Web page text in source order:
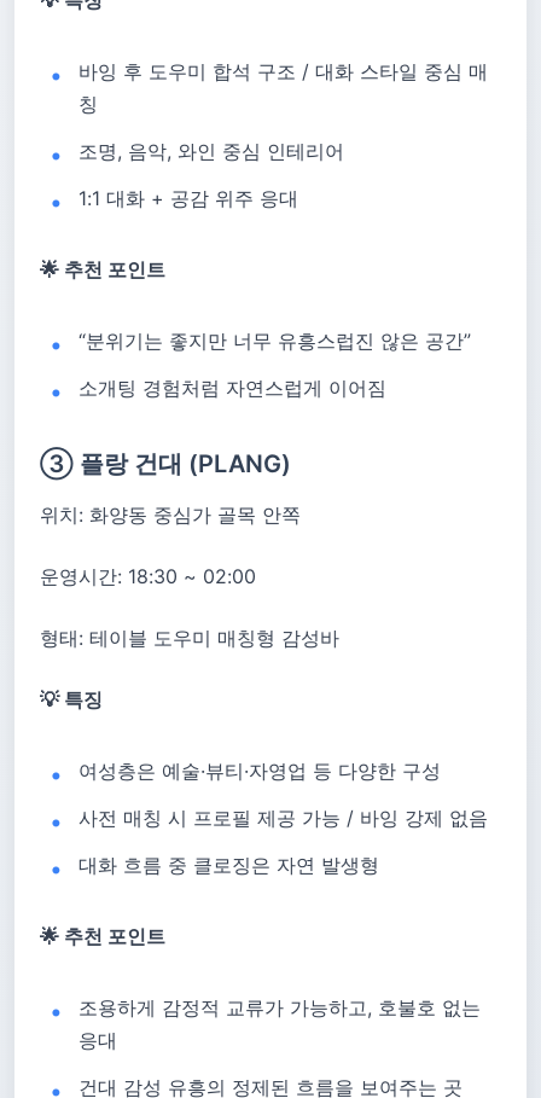
바잉 후 도우미 합석 구조 / 대화 스타일 중심 매
칭
조명, 음악, 와인 중심 인테리어
1:1 대화 + 공감 위주 응대
🌟 추천 포인트
“분위기는 좋지만 너무 유흥스럽진 않은 공간”
소개팅 경험처럼 자연스럽게 이어짐
③ 플랑 건대 (PLANG)
위치: 화양동 중심가 골목 안쪽
운영시간: 18:30 ~ 02:00
형태: 테이블 도우미 매칭형 감성바
💡 특징
여성층은 예술·뷰티·자영업 등 다양한 구성
사전 매칭 시 프로필 제공 가능 / 바잉 강제 없음
대화 흐름 중 클로징은 자연 발생형
🌟 추천 포인트
조용하게 감정적 교류가 가능하고, 호불호 없는
응대
건대 감성 유흥의 정제된 흐름을 보여주는 곳